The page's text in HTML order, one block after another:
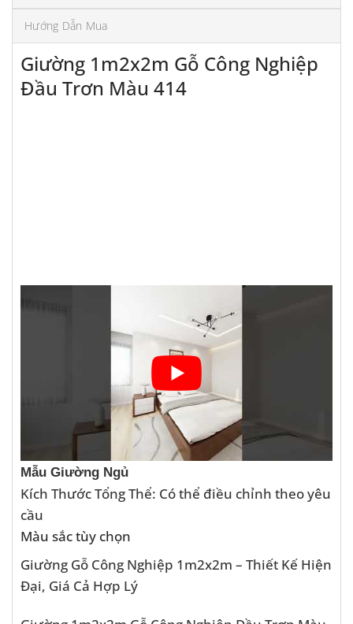
Hướng Dẫn Mua
Giường 1m2x2m Gỗ Công Nghiệp
Đầu Trơn Màu 414
Mẫu Giường Ngủ
Kích Thước Tổng Thể: Có thể điều chỉnh theo yêu
cầu
Màu sắc tùy chọn
Giường Gỗ Công Nghiệp 1m2x2m – Thiết Kế Hiện
Đại, Giá Cả Hợp Lý